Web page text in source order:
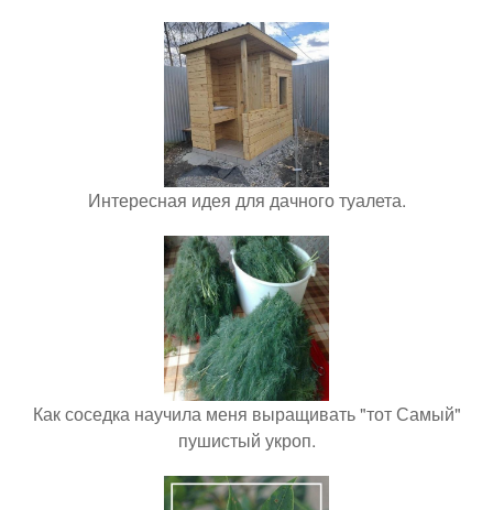
Интересная идея для дачного туалета.
Как соседка научила меня выращивать "тот Самый"
пушистый укроп.